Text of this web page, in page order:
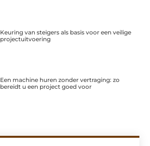
Keuring van steigers als basis voor een veilige
projectuitvoering
Een machine huren zonder vertraging: zo
bereidt u een project goed voor